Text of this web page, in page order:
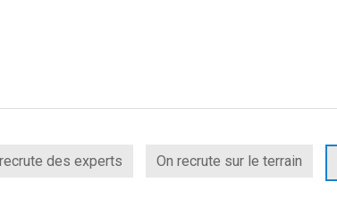
des experts On recrute sur le terrain